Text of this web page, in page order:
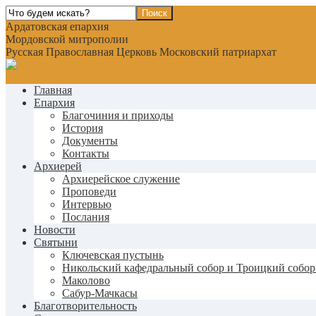
Ардатовская епархия
Мордовской митрополии
Русская Православная Церковь Московский патриархат
Главная
Епархия
Благочиния и приходы
История
Документы
Контакты
Архиерей
Архиерейское служение
Проповеди
Интервью
Послания
Новости
Святыни
Ключевская пустынь
Никольский кафедральный собор и Троицкий собор
Маколово
Сабур-Мачкасы
Благотворительность